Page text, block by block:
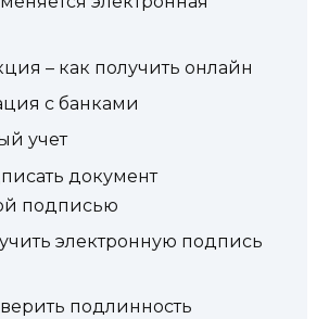
– как получить онлайн
с банками
учет
документ
подписью
электронную подпись
подлинность